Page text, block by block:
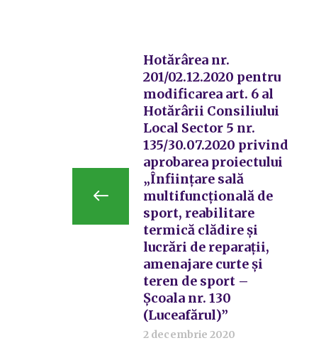
Hotărârea nr.
201/02.12.2020 pentru
modificarea art. 6 al
Hotărârii Consiliului
Local Sector 5 nr.
135/30.07.2020 privind
aprobarea proiectului
„Înființare sală
multifuncțională de
sport, reabilitare
termică clădire și
lucrări de reparații,
amenajare curte și
teren de sport –
Școala nr. 130
(Luceafărul)”
2 decembrie 2020